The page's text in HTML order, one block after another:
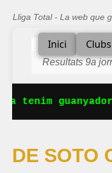
Lliga Total - La web que
Inici Clubs
Resultats 9a
tenim
DE SOTO